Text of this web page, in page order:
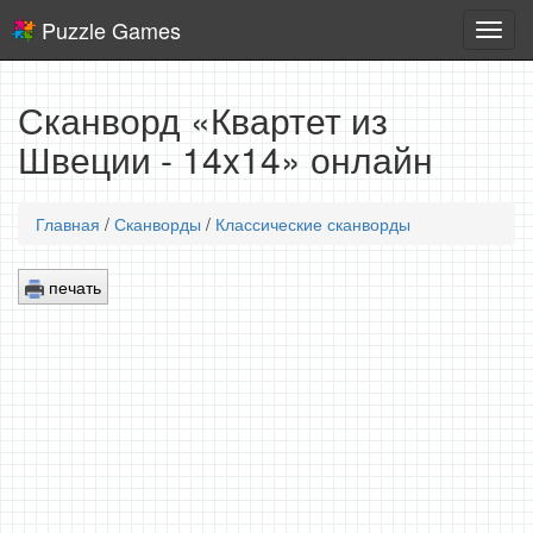
игры
Puzzle Games
Сканворд «Квартет из
Швеции - 14x14» онлайн
Главная / Сканворды / Классические сканворды
печать